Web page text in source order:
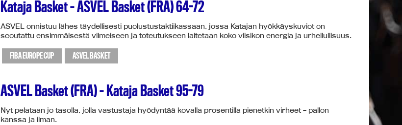
Kataja Basket – ASVEL Basket (FRA) 64-72
ASVEL onnistuu lähes täydellisesti puolustustaktiikassaan, jossa Katajan hyökkäyskuviot on
scoutattu ensimmäisestä viimeiseen ja toteutukseen laitetaan koko viisikon energia ja urheilullisuus.
FIBA EUROPE CUP ASVEL BASKET
ASVEL Basket (FRA) – Kataja Basket 95-79
Nyt pelataan jo tasolla, jolla vastustaja hyödyntää kovalla prosentilla pienetkin virheet – pallon
kanssa ja ilman.